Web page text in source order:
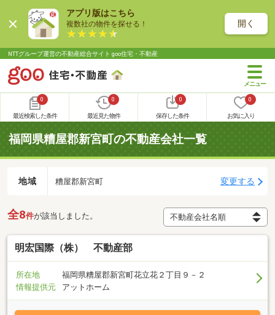
アプリ版はこちら
複数社の物件を探せる！ 開く
NTTグループ運営の不動産総合サイト goo住宅・不動産
0
最近検索した条件
0
最近見た物件
0
保存した条件
0
お気に入り
福岡県糟屋郡新宮町の不動産会社一覧
地域 糟屋郡新宮町 変更する
全8件が該当しました。
明宏国際（株） 不動産部
所在地
福岡県糟屋郡新宮町花立花２丁目９－２
情報提供元
アットホーム